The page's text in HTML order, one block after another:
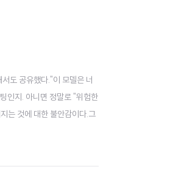
도 공유했다."이 모델은 너
인지. 아니면 정말로 "위험한
는 것에 대한 불안감이다.그